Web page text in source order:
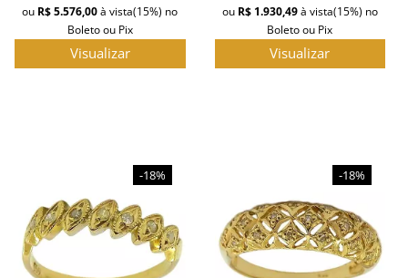
ou R$ 5.576,00à vista(15%) no
Boleto ou Pix
Visualizar
ou R$ 1.930,49à vista(15%) no
Boleto ou Pix
Visualizar
-18% -18%